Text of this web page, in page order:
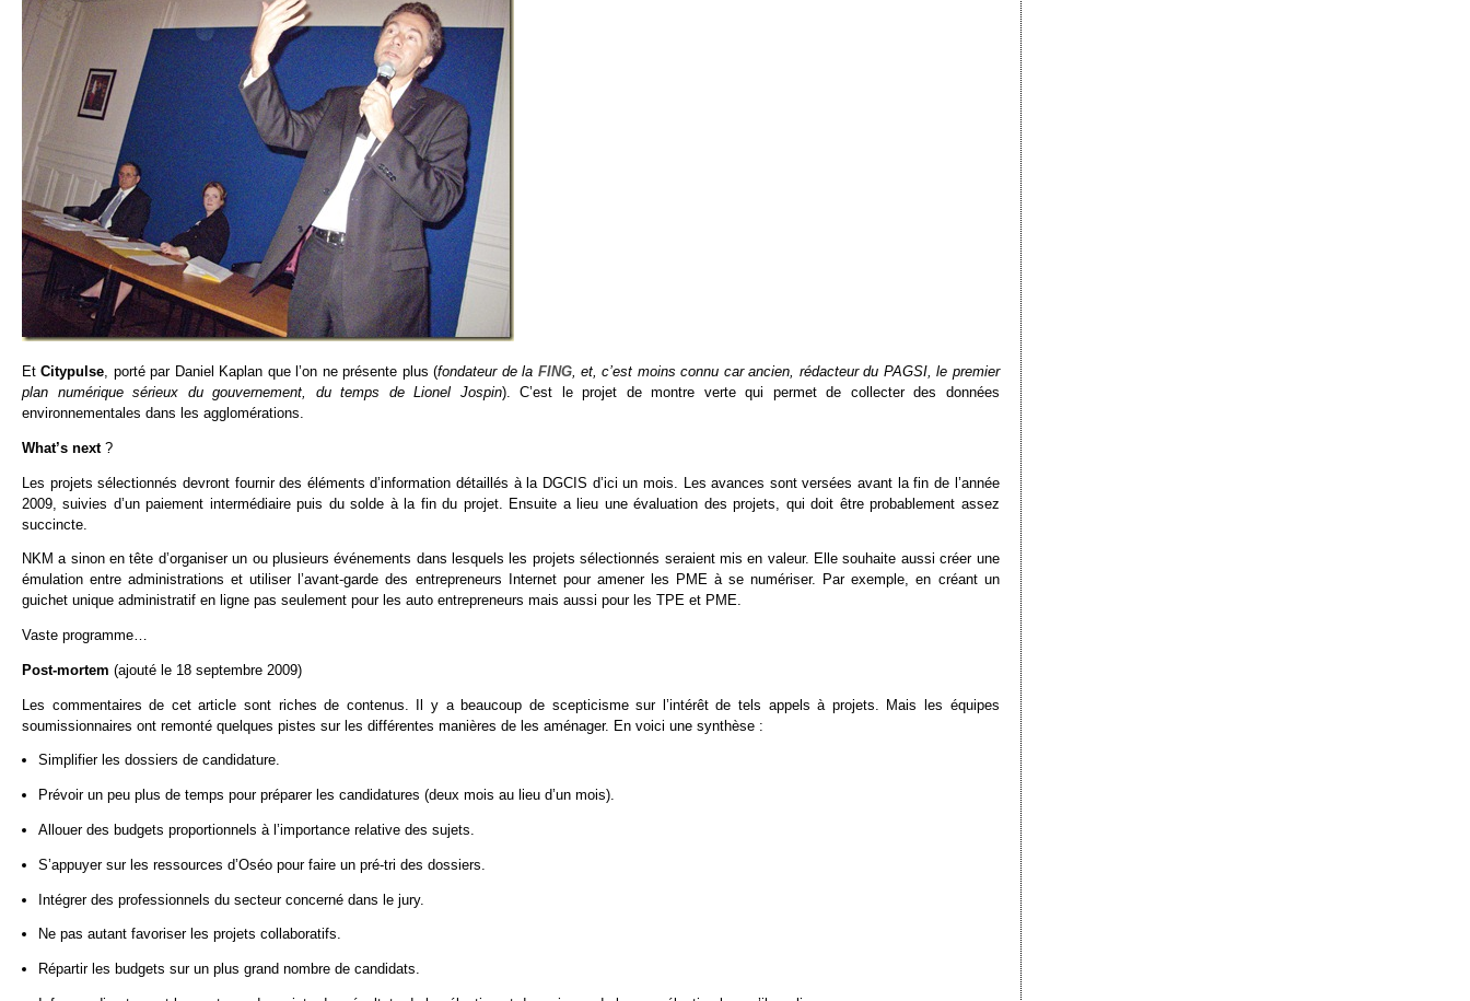
EtCitypulse , porté par Daniel Kaplan que l’on ne présente plus (fondateur de la FING, et, c’est moins connu car ancien, rédacteur du PAGSI, le premier
plan numérique sérieux du gouvernement, du temps de Lionel Jospin). C’est le projet de montre verte qui permet de collecter des données
environnementales dans les agglomérations.
What’s next?
Les projets sélectionnés devront fournir des éléments d’information détaillés à la DGCIS d’ici un mois. Les avances sont versées avant la fin de l’année
2009, suivies d’un paiement intermédiaire puis du solde à la fin du projet. Ensuite a lieu une évaluation des projets, qui doit être probablement assez
succincte.
NKM a sinon en tête d’organiser un ou plusieurs événements dans lesquels les projets sélectionnés seraient mis en valeur. Elle souhaite aussi créer une
émulation entre administrations et utiliser l’avant-garde des entrepreneurs Internet pour amener les PME à se numériser. Par exemple, en créant un
guichet unique administratif en ligne pas seulement pour les auto entrepreneurs mais aussi pour les TPE et PME.
Vaste programme…
Post-mortem (ajouté le 18 septembre 2009)
Les commentaires de cet article sont riches de contenus. Il y a beaucoup de scepticisme sur l’intérêt de tels appels à projets. Mais les équipes
soumissionnaires ont remonté quelques pistes sur les différentes manières de les aménager. En voici une synthèse :
Simplifier les dossiers de candidature.
Prévoir un peu plus de temps pour préparer les candidatures (deux mois au lieu d’un mois).
Allouer des budgets proportionnels à l’importance relative des sujets.
S’appuyer sur les ressources d’Oséo pour faire un pré-tri des dossiers.
Intégrer des professionnels du secteur concerné dans le jury.
Ne pas autant favoriser les projets collaboratifs.
Répartir les budgets sur un plus grand nombre de candidats.